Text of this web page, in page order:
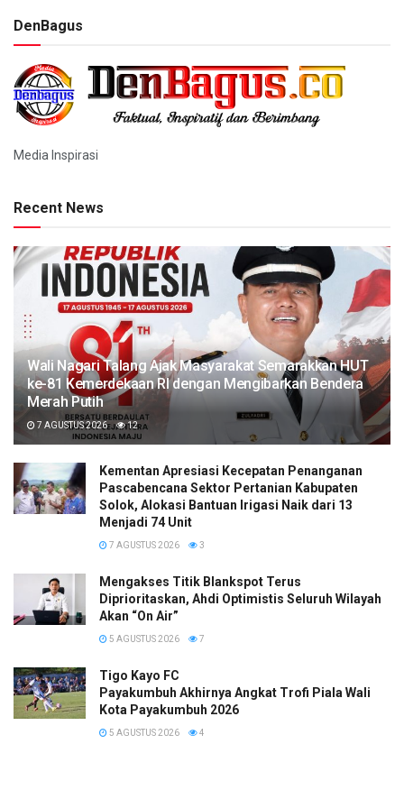
DenBagus
Media Inspirasi
Recent News
Wali Nagari Talang Ajak Masyarakat Semarakkan HUT
ke-81 Kemerdekaan RI dengan Mengibarkan Bendera
Merah Putih
7 AGUSTUS 2026 12
Kementan Apresiasi Kecepatan Penanganan
Pascabencana Sektor Pertanian Kabupaten
Solok, Alokasi Bantuan Irigasi Naik dari 13
Menjadi 74 Unit
7 AGUSTUS 2026 3
Mengakses Titik Blankspot Terus
Diprioritaskan, Ahdi Optimistis Seluruh Wilayah
Akan “On Air”
5 AGUSTUS 2026 7
Tigo Kayo FC
Payakumbuh Akhirnya Angkat Trofi Piala Wali
Kota Payakumbuh 2026
5 AGUSTUS 2026 4